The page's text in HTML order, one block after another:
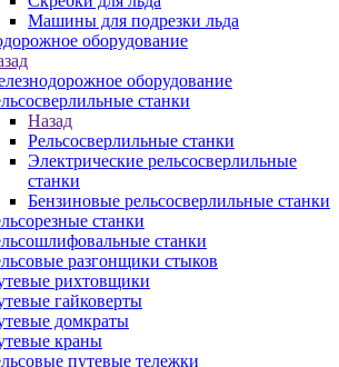
Машины для подрезки льда
оборудование
оборудование
станки
Назад
Рельсосверлильные станки
Электрические рельсосверлильные
станки
Бензиновые рельсосверлильные станки
станки
станки
разгонщики стыков
рихтовщики
гайковерты
домкраты
краны
путевые тележки